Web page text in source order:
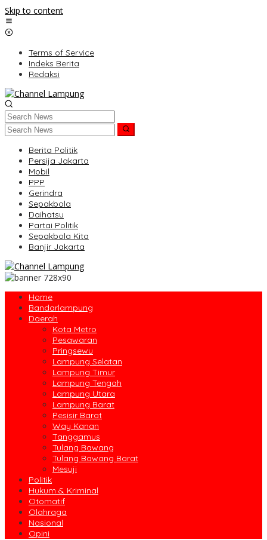
Skip to content
Terms of Service
Indeks Berita
Redaksi
Berita Politik
Persija Jakarta
Mobil
PPP
Gerindra
Sepakbola
Daihatsu
Partai Politik
Sepakbola Kita
Banjir Jakarta
Home
Bandarlampung
Daerah
Kota Metro
Pesawaran
Pringsewu
Lampung Selatan
Lampung Timur
Lampung Tengah
Lampung Utara
Lampung Barat
Pesisir Barat
Way Kanan
Tanggamus
Tulang Bawang
Tulang Bawang Barat
Mesuji
Politik
Hukum & Kriminal
Otomatif
Olahraga
Nasional
Opini